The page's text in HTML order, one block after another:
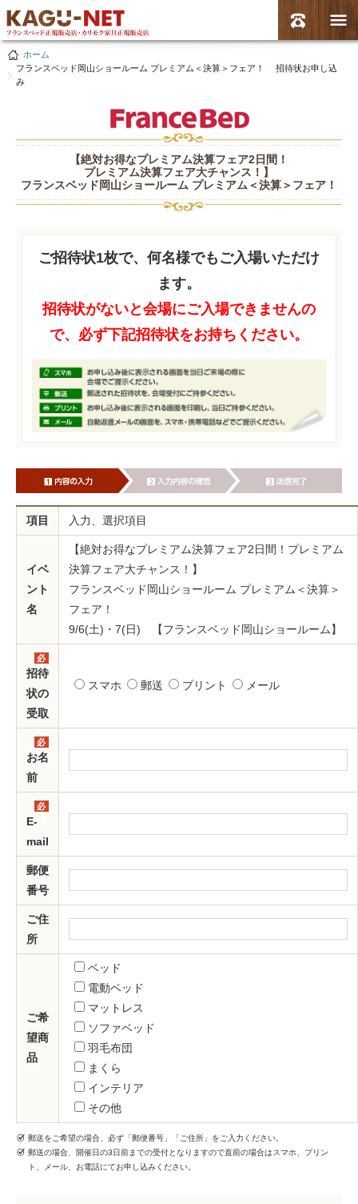
ホーム
フランスベッド岡山ショールーム プレミアム＜決算＞フェア！ 招待状お申し込
み
【絶対お得なプレミアム決算フェア2日間！
プレミアム決算フェア大チャンス！】
フランスベッド岡山ショールーム プレミアム＜決算＞フェア！
ご招待状1枚で、何名様でもご入場いただけ
ます。
招待状がないと会場にご入場できませんの
で、必ず下記招待状をお持ちください。
項目 入力、選択項目
イベ
ント
名
【絶対お得なプレミアム決算フェア2日間！プレミアム
決算フェア大チャンス！】
フランスベッド岡山ショールーム プレミアム＜決算＞
フェア！
9/6(土)・7(日) 【フランスベッド岡山ショールーム】
必
須
招待
状の
受取
スマホ 郵送 プリント メール
必
須
お名
前
必
E-
mail
郵便
番号
ご住
所
ご希
望商
品
ベッド
電動ベッド
マットレス
ソファベッド
羽毛布団
まくら
インテリア
その他
郵送をご希望の場合、必ず「郵便番号」「ご住所」をご入力ください。
郵送の場合、開催日の3日前までの受付となりますので直前の場合はスマホ、プリン
ト、メール、お電話にてお申し込みください。